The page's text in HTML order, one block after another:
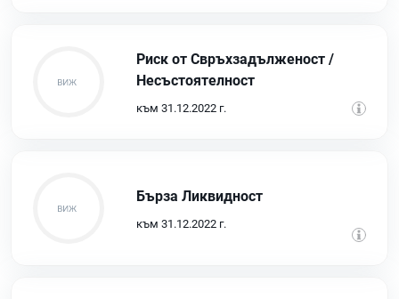
Риск от Свръхзадълженост /
Несъстоятелност
към 31.12.2022 г.
Бърза Ликвидност
към 31.12.2022 г.